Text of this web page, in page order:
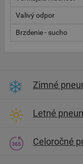
Valivý odpor
Brzdenie - sucho
Zimné
Letné
Celoročné